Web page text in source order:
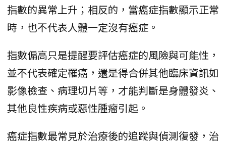
指數的異常上升；相反的，當癌症指數顯示正常
時，也不代表人體一定沒有癌症。
指數偏高只是提醒要評估癌症的風險與可能性，
並不代表確定罹癌，還是得合併其他臨床資訊如
影像檢查、病理切片等，才能判斷是身體發炎、
其他良性疾病或惡性腫瘤引起。
癌症指數最常見於治療後的追蹤與偵測復發，治